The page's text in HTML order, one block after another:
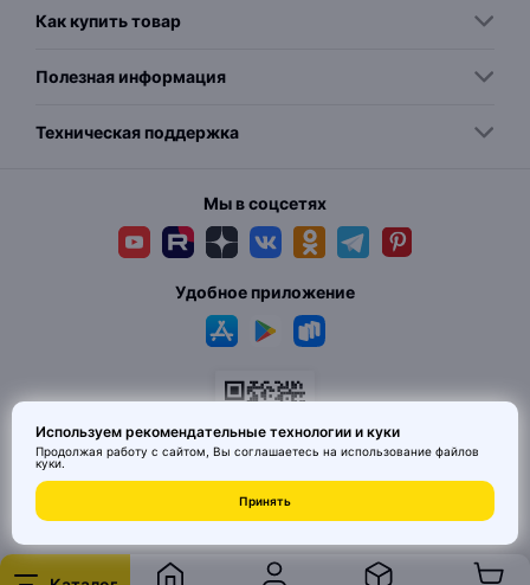
Как купить товар
Полезная информация
Техническая поддержка
Мы в соцсетях
© 2026 MAI HE MAI. Маркетплейс дизайнерских товаров со всего
Китая по ценам заводов. Все права защищены.
Удобное приложение
Используем рекомендательные технологии и куки
Продолжая работу с сайтом, Вы соглашаетесь на использование файлов
куки.
Принять